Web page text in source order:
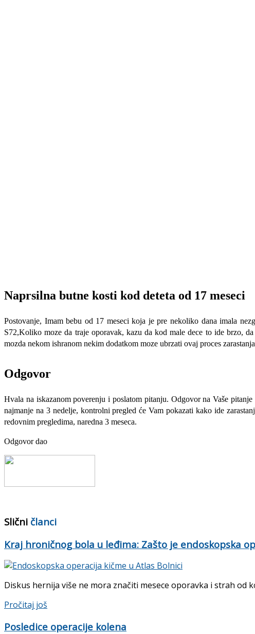
Naprsilna butne kosti kod deteta od 17 meseci
Postovanje, Imam bebu od 17 meseci koja je pre nekoliko dana imala
S72,Koliko moze da traje oporavak, kazu da kod male dece to ide brzo,
mozda nekom ishranom nekim dodatkom moze ubrzati ovaj proces
Odgovor
Hvala na iskazanom poverenju i poslatom pitanju. Odgovor na Vaše
najmanje na 3 nedelje, kontrolni pregled će Vam pokazati kako ide
redovnim pregledima, naredna 3 meseca.
Odgovor dao
Slični članci
Kraj hroničnog bola u leđima: Zašto je endoskopska
Diskus hernija više ne mora značiti mesece oporavka i strah
Pročitaj još
Posledice operacije kolena